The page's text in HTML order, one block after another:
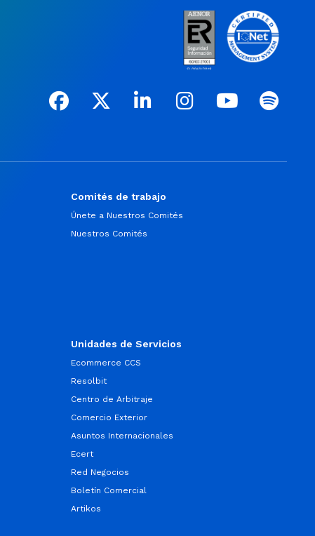
Comités de trabajo
Únete a Nuestros Comités
Nuestros Comités
Unidades de Servicios
Ecommerce CCS
Resolbit
Centro de Arbitraje
Comercio Exterior
Asuntos Internacionales
Ecert
Red Negocios
Boletín Comercial
Artikos